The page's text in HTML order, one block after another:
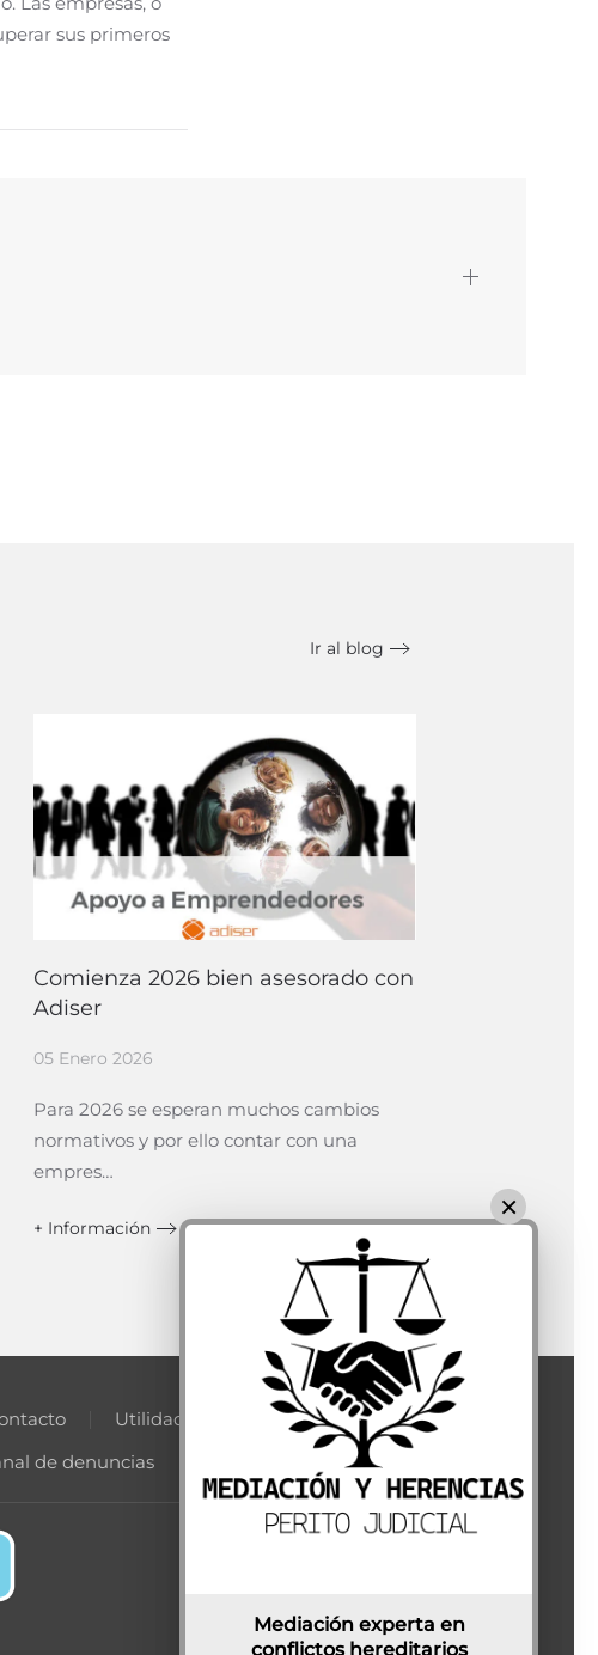
sus primeros
Ir al blog
Comienza 2026 bien asesorado con
Adiser
05 Enero 2026
Para 2026 se esperan muchos cambios
normativos y por ello contar con una
empres…
+ Información
Utilidades
de denuncias
×
Mediación experta en
conflictos hereditarios